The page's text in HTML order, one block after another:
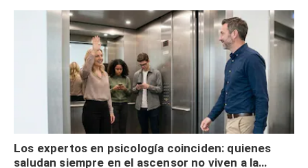
Los expertos en psicología coinciden: quienes
saludan siempre en el ascensor no viven a la